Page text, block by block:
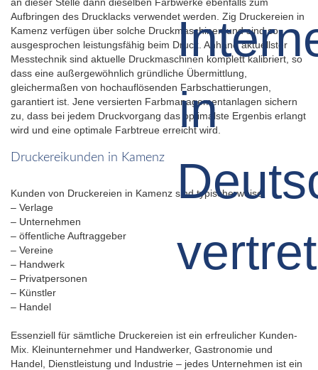
Aufbringen des Drucklacks verwendet werden. Zig Druckereien in
Kamenz verfügen über solche Druckmaschinen und sind so
ausgesprochen leistungsfähig beim Druck. Anhand aktuellster
Messtechnik sind aktuelle Druckmaschinen komplett kalibriert, so
dass eine außergewöhnlich gründliche Übermittlung,
gleichermaßen von hochauflösenden Farbschattierungen,
garantiert ist. Jene versierten Farbmanagementanlagen sichern
zu, dass bei jedem Druckvorgang das optimalste Ergenbis erlangt
wird und eine optimale Farbtreue erreicht wird.
Druckereikunden in Kamenz
Kunden von Druckereien in Kamenz sind typischerweise:
– Verlage
– Unternehmen
– öffentliche Auftraggeber
– Vereine
– Handwerk
– Privatpersonen
– Künstler
– Handel
Essenziell für sämtliche Druckereien ist ein erfreulicher Kunden-
Mix. Kleinunternehmer und Handwerker, Gastronomie und
Handel, Dienstleistung und Industrie – jedes Unternehmen ist ein